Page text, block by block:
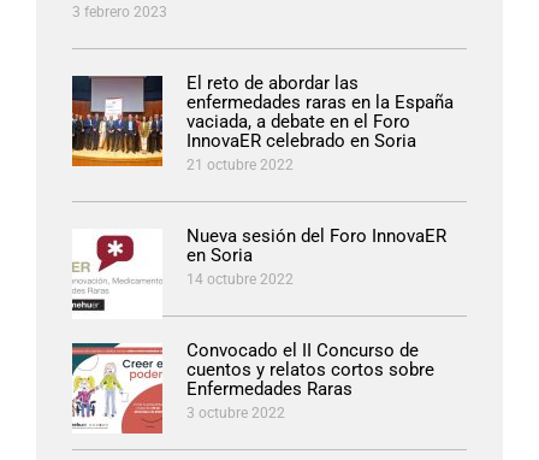
3 febrero 2023
El reto de abordar las
enfermedades raras en la España
vaciada, a debate en el Foro
InnovaER celebrado en Soria
21 octubre 2022
Nueva sesión del Foro InnovaER
en Soria
14 octubre 2022
Convocado el II Concurso de
cuentos y relatos cortos sobre
Enfermedades Raras
3 octubre 2022